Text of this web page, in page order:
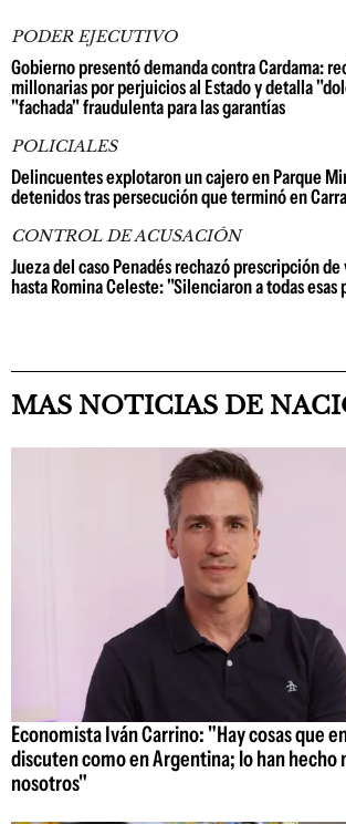
PODER EJECUTIVO
Gobierno presentó demanda contra Cardama:
millonarias por perjuicios al Estado y detalla
"fachada" fraudulenta para las garantías
POLICIALES
Delincuentes explotaron un cajero en Parque
detenidos tras persecución que terminó en
CONTROL DE ACUSACIÓN
Jueza del caso Penadés rechazó prescripción
hasta Romina Celeste: "Silenciaron a todas esas
MAS NOTICIAS DE
Economista Iván Carrino: "Hay cosas que
discuten como en Argentina; lo han hecho
nosotros"